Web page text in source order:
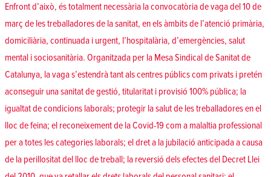
Enfront d’això, és totalment necessària la convocatòria de vaga del 10 de
març de les treballadores de la sanitat, en els àmbits de l’atenció primària,
domiciliària, continuada i urgent, l’hospitalària, d’emergències, salut
mental i sociosanitària. Organitzada per la Mesa Sindical de Sanitat de
Catalunya, la vaga s’estendrà tant als centres públics com privats i pretén
aconseguir una sanitat de gestió, titularitat i provisió 100% pública; la
igualtat de condicions laborals; protegir la salut de les treballadores en el
lloc de feina; el reconeixement de la Covid-19 com a malaltia professional
per a totes les categories laborals; el dret a la jubilació anticipada a causa
de la perillositat del lloc de treball; la reversió dels efectes del Decret Llei